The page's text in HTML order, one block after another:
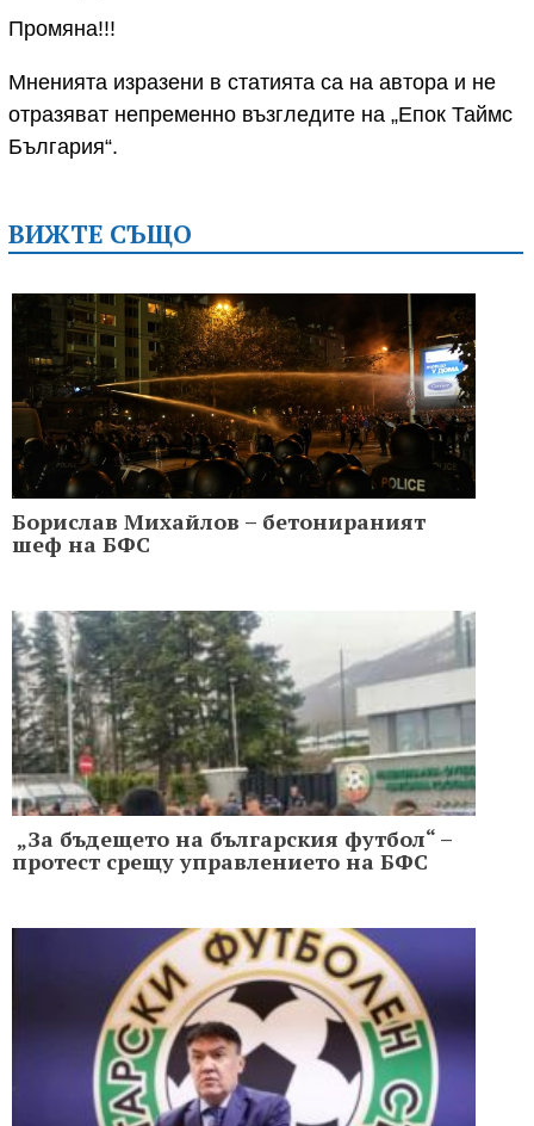
Промяна!!!
Мненията изразени в статията са на автора и не
отразяват непременно възгледите на „Епок Таймс
България“.
ВИЖТЕ СЪЩО
Борислав Михайлов – бетонираният
шеф на БФС
„За бъдещето на българския футбол“ –
протест срещу управлението на БФС